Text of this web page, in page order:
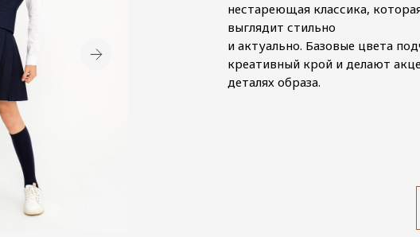
нестареющая классика,
выглядит стильно
и актуально. Базовые цвета
креативный крой и делают
деталях образа.